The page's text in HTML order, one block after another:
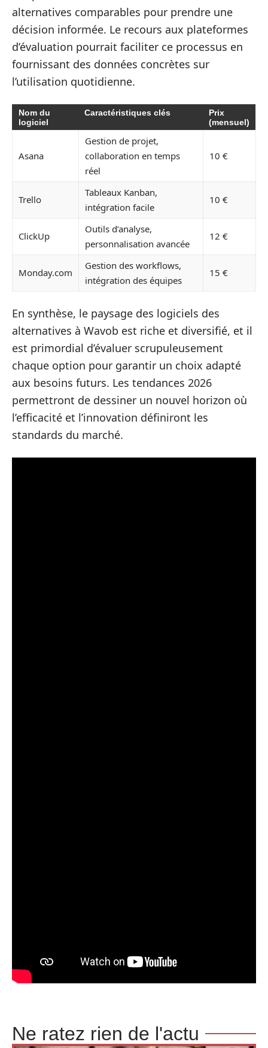
alternatives comparables pour prendre une
décision informée. Le recours aux plateformes
d’évaluation pourrait faciliter ce processus en
fournissant des données concrètes sur
l’utilisation quotidienne.
Nom du
logiciel
Caractéristiques clés
Prix
(mensuel)
Asana
Gestion de projet,
collaboration en temps
réel
10 €
Trello
Tableaux Kanban,
intégration facile
10 €
ClickUp
Outils d’analyse,
personnalisation avancée
12 €
Monday.com
Gestion des workflows,
intégration des équipes
15 €
En synthèse, le paysage des logiciels des
alternatives à Wavob est riche et diversifié, et il
est primordial d’évaluer scrupuleusement
chaque option pour garantir un choix adapté
aux besoins futurs. Les tendances 2026
permettront de dessiner un nouvel horizon où
l’efficacité et l’innovation définiront les
standards du marché.
Ne ratez rien de l'actu